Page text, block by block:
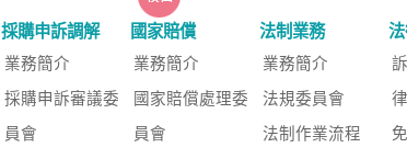
採購申訴調解
業務簡介
採購申訴審議委
員會
國家賠償
業務簡介
國家賠償處理委
員會
法制業務
業務簡介
法規委員會
法制作業流程